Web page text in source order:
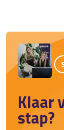
Klaar
stap?